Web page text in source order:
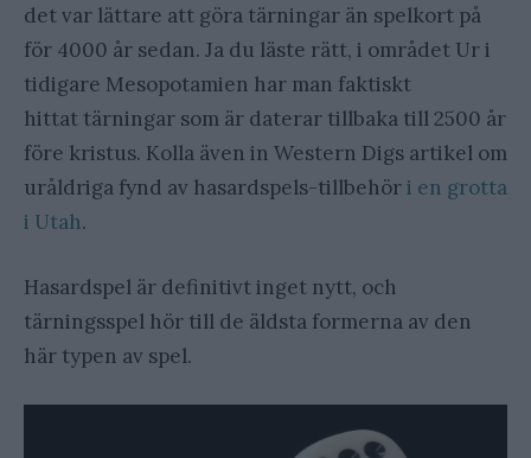
det var lättare att göra tärningar än spelkort på
för 4000 år sedan. Ja du läste rätt, i området Ur i
tidigare Mesopotamien har man faktiskt
hittat tärningar som är daterar tillbaka till 2500 år
före kristus. Kolla även in Western Digs artikel om
uråldriga fynd av hasardspels-tillbehöri en grotta
i Utah.
Hasardspel är definitivt inget nytt, och
tärningsspel hör till de äldsta formerna av den
här typen av spel.